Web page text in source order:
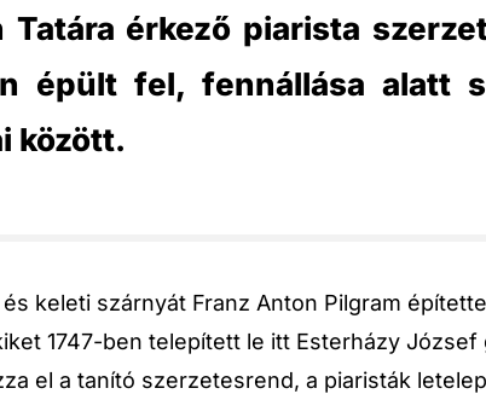
Tatára érkező piarista
épült fel, fennállása alatt
között.
keleti szárnyát Franz Anton Pilgram
1747-ben telepített le itt Esterházy József
el a tanító szerzetesrend, a piaristák